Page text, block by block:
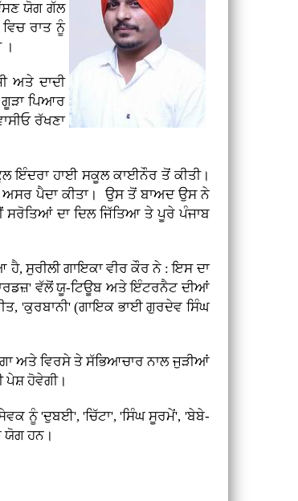
ਯੋਗ ਗੱਲ
ਰਾਤ ਨੂੰ
।
ਅਤੇ ਦਾਦੀ
ਗੂੜਾ ਪਿਆਰ
ਰੱਖਣਾ
ਹਾਈ ਸਕੂਲ ਕਾਈਨੌਰ ਤੋਂ ਕੀਤੀ।
ਪੈਦਾ ਕੀਤਾ। ਉਸ ਤੋਂ ਬਾਅਦ ਉਸ ਨੇ
ਦਾ ਦਿਲ ਜਿੱਤਿਆ ਤੇ ਪੂਰੇ ਪੰਜਾਬ
ਸੁਰੀਲੀ ਗਾਇਕਾ ਵੀਰ ਕੌਰ ਨੇ : ਇਸ ਦਾ
ਵੱਲੋਂ ਯੂ-ਟਿਊਬ ਅਤੇ ਇੰਟਰਨੈਟ ਦੀਆਂ
'ਕੁਰਬਾਨੀ' (ਗਾਇਕ ਭਾਈ ਗੁਰਦੇਵ ਸਿੰਘ
ਅਤੇ ਵਿਰਸੇ ਤੇ ਸੱਭਿਆਚਾਰ ਨਾਲ ਜੁੜੀਆਂ
ਪੇਸ਼ ਹੋਵੇਗੀ।
ਨੂੰ 'ਦੁਬਈ', 'ਚਿੱਟਾ', 'ਸਿੰਘ ਸੂਰਮੇਂ', 'ਬੇਬੇ-
ਯੋਗ ਹਨ।